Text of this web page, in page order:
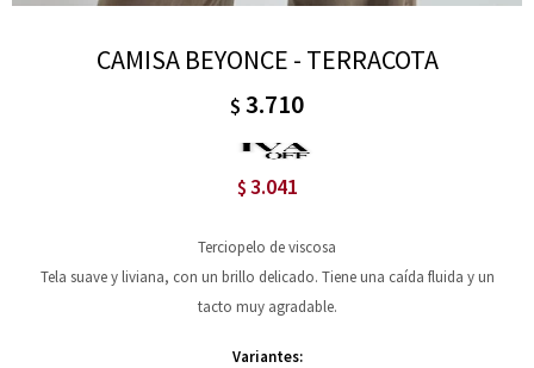
CAMISA BEYONCE - TERRACOTA
$ 3.710
$ 3.041
Terciopelo de viscosa
Tela suave y liviana, con un brillo delicado. Tiene una caída fluida y un
tacto muy agradable.
Variantes: